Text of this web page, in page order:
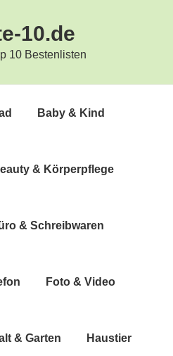
10.de
10 Bestenlisten
Baby & Kind
& Körperpflege
& Schreibwaren
Foto & Video
& Garten Haus­tier